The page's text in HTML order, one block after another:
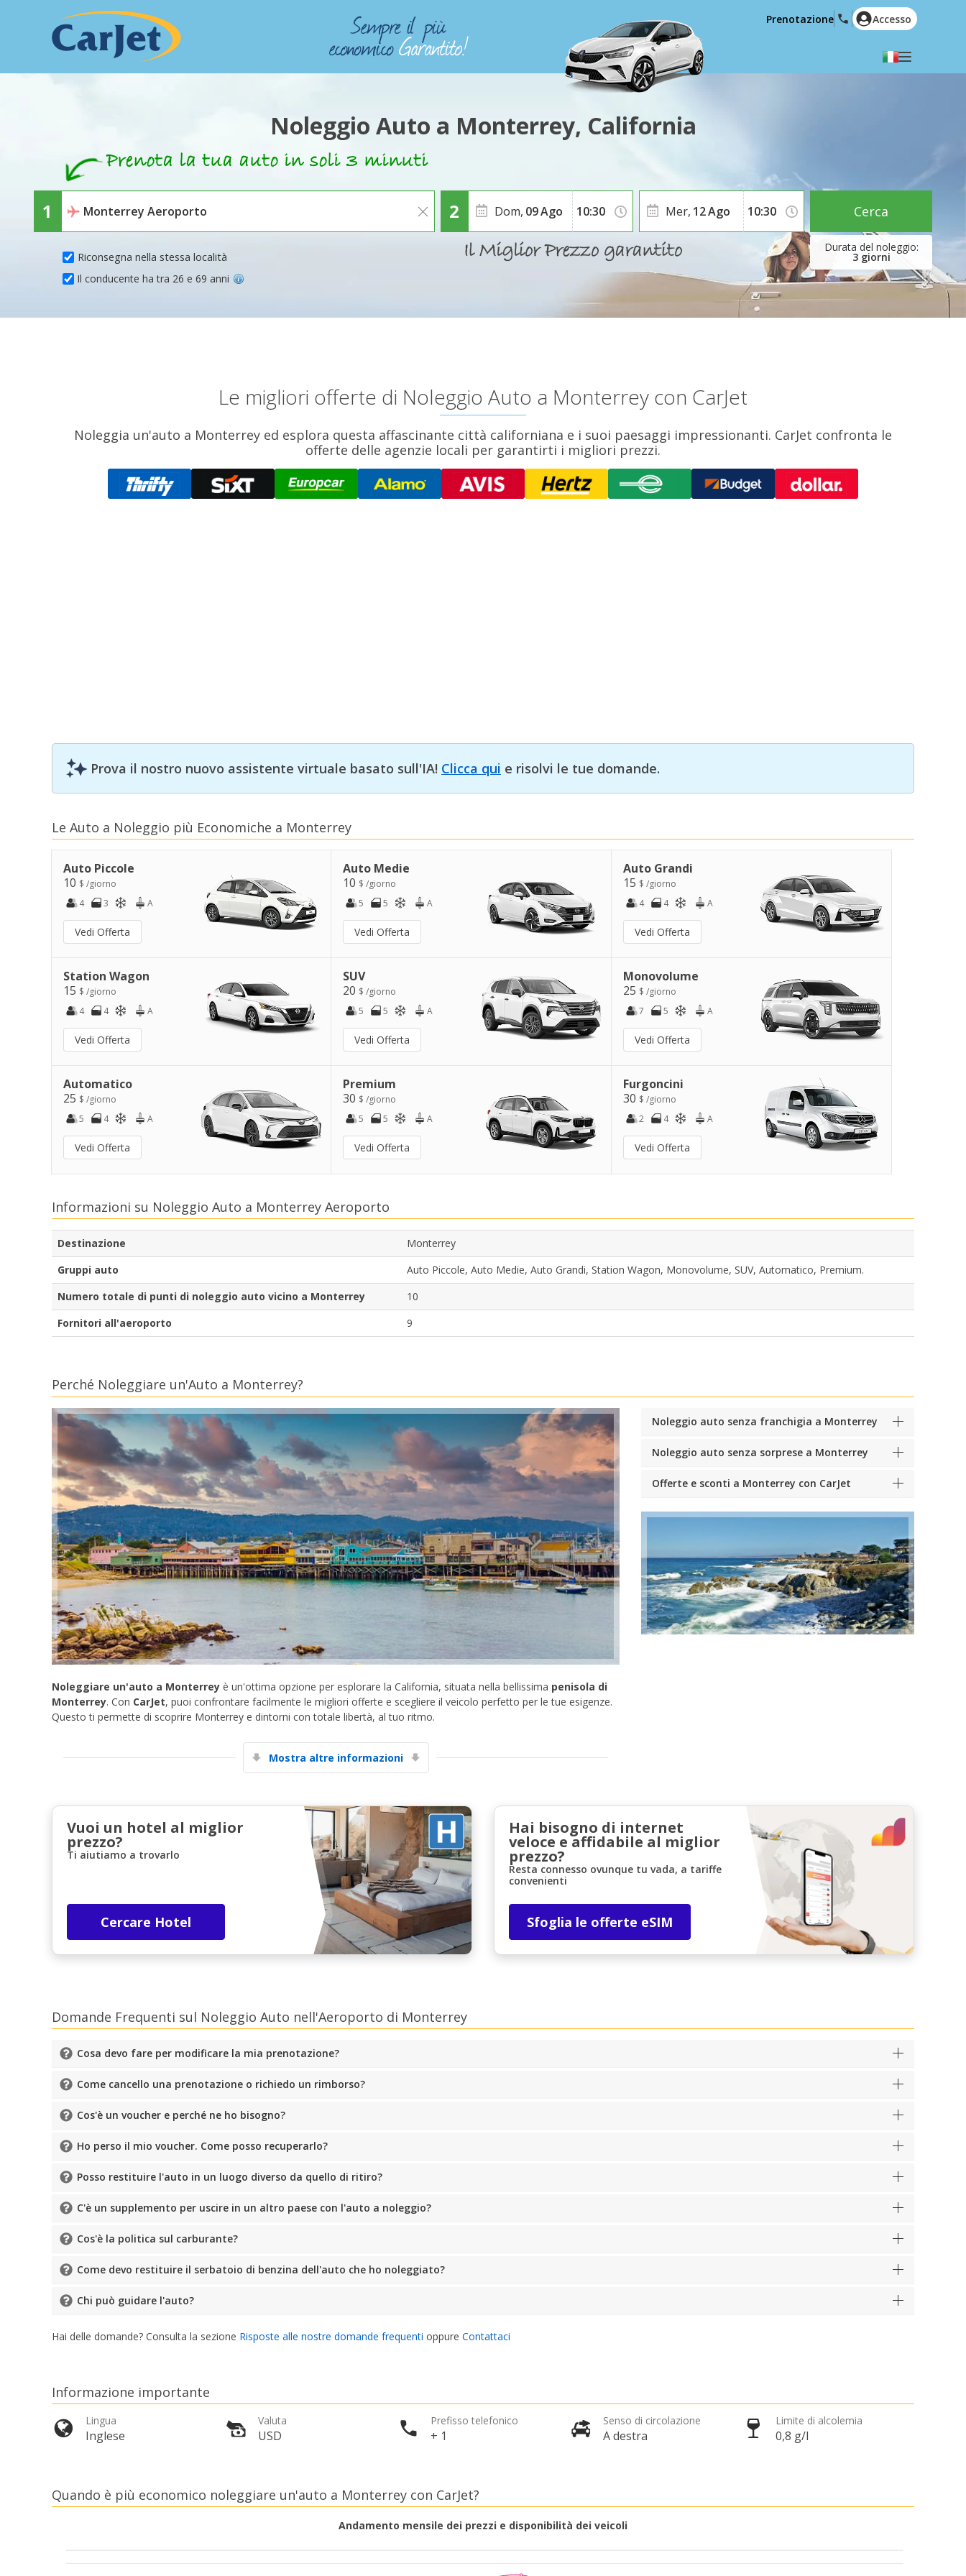
Sconti speciali
Accedi alle offerte esclusive dei nostri fornitori
Accedi con eLink
English (US)
Polski
Română
Ελληνικά
Hrvatski
العربية
Prenotazione Accesso
Noleggio Auto a Monterrey, California
Riconsegna nella stessa località
Dom, 09Ago
3 giorni
Mer, 12Ago
Il conducente ha tra 26 e 69 anni
Cerca
Le migliori offerte di Noleggio Auto a Monterrey con CarJet
Noleggia un'auto a Monterrey ed esplora questa affascinante città californiana e i suoi paesaggi impressionanti. CarJet confronta le
offerte delle agenzie locali per garantirti i migliori prezzi.
Prova il nostro nuovo assistente virtuale basato sull'IA! Clicca qui e risolvi le tue domande.
Le Auto a Noleggio più Economiche a Monterrey
Auto Piccole
10 $ /giorno
4
3 A
Vedi Offerta
Auto Medie
10 $ /giorno
5
5 A
Vedi Offerta
Auto Grandi
15 $ /giorno
4
4 A
Vedi Offerta
Station Wagon
15 $ /giorno
4
4 A
Vedi Offerta
SUV
20 $ /giorno
5
5 A
Vedi Offerta
Monovolume
25 $ /giorno
7
5 A
Vedi Offerta
Automatico
25 $ /giorno
5
4 A
Vedi Offerta
Premium
30 $ /giorno
5
5 A
Vedi Offerta
Furgoncini
30 $ /giorno
2
4 A
Vedi Offerta
Informazioni su Noleggio Auto a Monterrey Aeroporto
Destinazione
Monterrey
Gruppi auto
Auto Piccole, Auto Medie, Auto Grandi, Station Wagon, Monovolume, SUV, Automatico, Premium.
Numero totale di punti di noleggio auto vicino a Monterrey
10
Fornitori all'aeroporto
9
Perché Noleggiare un'Auto a Monterrey?
Noleggiare un'auto a Monterrey è un'ottima opzione per esplorare la California, situata nella bellissima penisola di
Monterrey. Con CarJet, puoi confrontare facilmente le migliori offerte e scegliere il veicolo perfetto per le tue esigenze.
Questo ti permette di scoprire Monterrey e dintorni con totale libertà, al tuo ritmo.
Mostra altre informazioni
Noleggio auto senza franchigia a Monterrey
Noleggio auto senza sorprese a Monterrey
Offerte e sconti a Monterrey con CarJet
Vuoi un hotel al miglior
prezzo?
Ti aiutiamo a trovarlo
Cercare Hotel
Hai bisogno di internet
veloce e affidabile al miglior
prezzo?
Resta connesso ovunque tu vada, a tariffe
convenienti
Sfoglia le offerte eSIM
Domande Frequenti sul Noleggio Auto nell'Aeroporto di Monterrey
Cosa devo fare per modificare la mia prenotazione?
Come cancello una prenotazione o richiedo un rimborso?
Cos'è un voucher e perché ne ho bisogno?
Ho perso il mio voucher. Come posso recuperarlo?
Posso restituire l'auto in un luogo diverso da quello di ritiro?
C'è un supplemento per uscire in un altro paese con l'auto a noleggio?
Cos'è la politica sul carburante?
Come devo restituire il serbatoio di benzina dell'auto che ho noleggiato?
Chi può guidare l'auto?
Hai delle domande? Consulta la sezione Risposte alle nostre domande frequenti oppure Contattaci
Informazione importante
Lingua
Inglese
Valuta
USD
Prefisso telefonico
+ 1
Senso di circolazione
A destra
Limite di alcolemia
0,8 g/l
Quando è più economico noleggiare un'auto a Monterrey con CarJet?
Andamento mensile dei prezzi e disponibilità dei veicoli